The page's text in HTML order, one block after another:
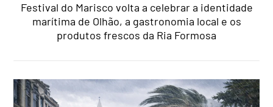
Festival do Marisco volta a celebrar a identidade
marítima de Olhão, a gastronomia local e os
produtos frescos da Ria Formosa